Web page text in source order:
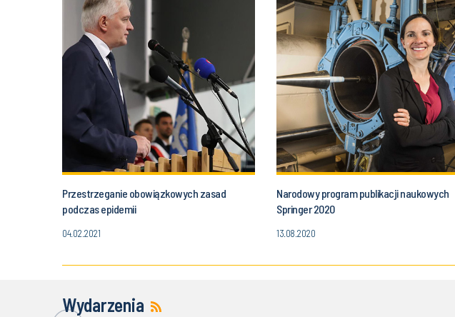
Przestrzeganie obowiązkowych zasad
podczas epidemii
04.02.2021
Narodowy program publikacji naukowych
Springer 2020
13.08.2020
Wydarzenia